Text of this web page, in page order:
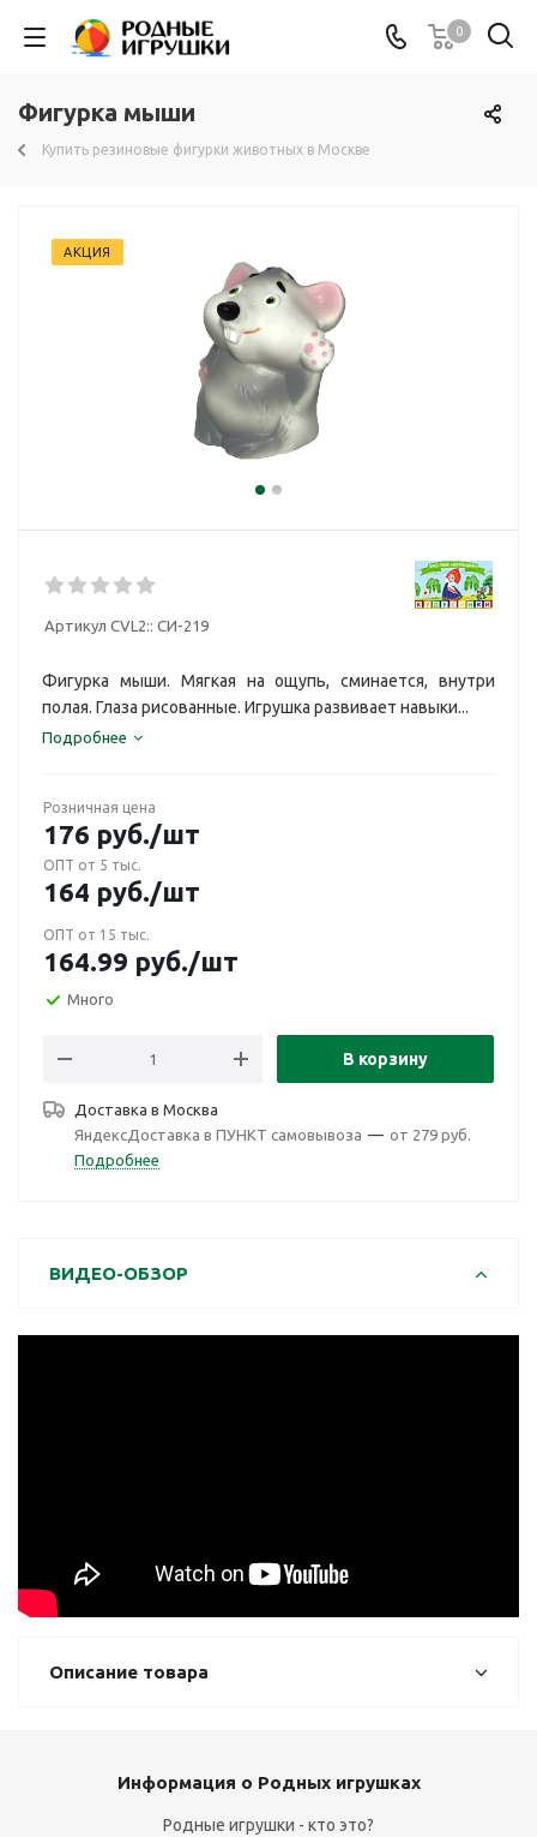
0
Фигурка мыши
Купить резиновые фигурки животных в Москве
АКЦИЯ
Артикул CVL2:: СИ-219
Фигурка мыши. Мягкая на ощупь, сминается, внутри
полая. Глаза рисованные. Игрушка развивает навыки...
Подробнее
Розничная цена
176 руб./шт
ОПТ от 5 тыс.
164 руб./шт
ОПТ от 15 тыс.
164.99 руб./шт
Много
В корзину
Доставка в Москва
ЯндексДоставка в ПУНКТ самовывоза — от 279 руб.
Подробнее
ВИДЕО-ОБЗОР
Описание товара
Информация о Родных игрушках
Родные игрушки - кто это?